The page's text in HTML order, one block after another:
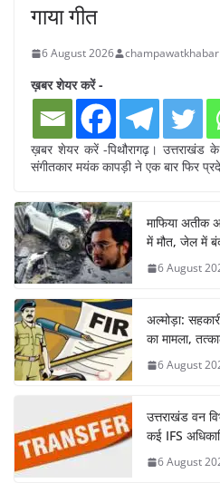
गाया गीत
6 August 2026 champawatkhabar
ख़बर शेयर करें -
ख़बर शेयर करें -पिथौरागढ़। उत्तराखंड के
संगीतकार मयंक कापड़ी ने एक बार फिर
माफिया
में मौत, जेल में
6 August
अल्मोड़ा:
का मामला,
6 August
उत्तराखंड वन
कई IFS
6 August